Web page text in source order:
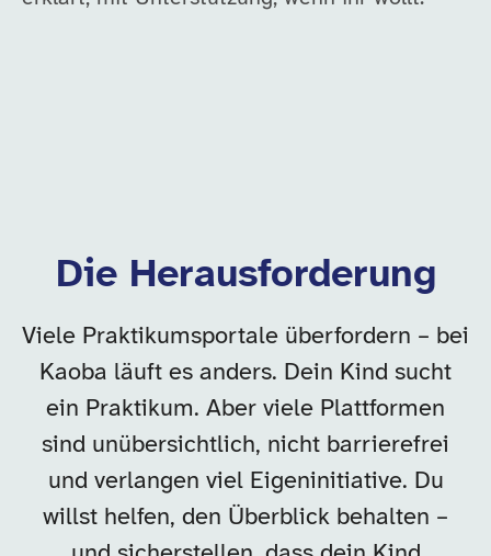
Die Herausforderung
Viele Praktikumsportale überfordern – bei
Kaoba läuft es anders. Dein Kind sucht
ein Praktikum. Aber viele Plattformen
sind unübersichtlich, nicht barrierefrei
und verlangen viel Eigeninitiative. Du
willst helfen, den Überblick behalten –